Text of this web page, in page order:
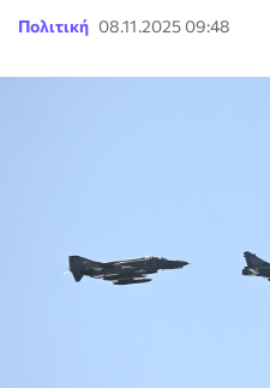
Πολιτική 08.11.2025 09:48